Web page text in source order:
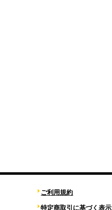
ご利用規約
特定商取引に基づく表示